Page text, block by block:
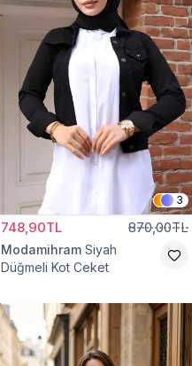
3
748,90TL 870,00TL
Modamihram Siyah
Düğmeli Kot Ceket